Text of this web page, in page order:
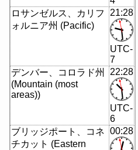
ロサンゼルス、カリフ
ォルニア州 (Pacific)
21:28
UTC-
7
デンバー、コロラド州
(Mountain (most
areas))
22:28
UTC-
6
ブリッジポート、コネ
チカット (Eastern
00:28